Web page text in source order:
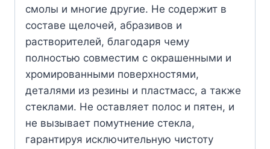
смолы и многие другие. Не содержит в
составе щелочей, абразивов и
растворителей, благодаря чему
полностью совместим с окрашенными и
хромированными поверхностями,
деталями из резины и пластмасс, а также
стеклами. Не оставляет полос и пятен, и
не вызывает помутнение стекла,
гарантируя исключительную чистоту